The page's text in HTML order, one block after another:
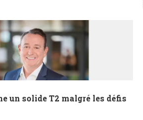
un solide T2 malgré les défis